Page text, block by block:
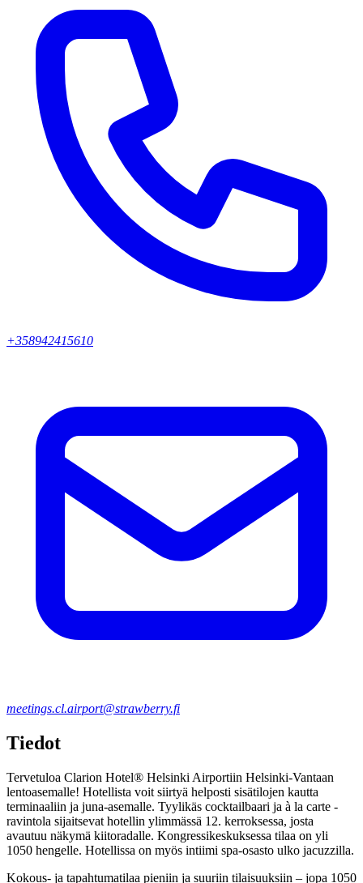
+358942415610
meetings.cl.airport@strawberry.fi
Tiedot
Tervetuloa Clarion Hotel® Helsinki Airportiin Helsinki-Vantaan
lentoasemalle! Hotellista voit siirtyä helposti sisätilojen kautta
terminaaliin ja juna-asemalle. Tyylikäs cocktailbaari ja à la carte -
ravintola sijaitsevat hotellin ylimmässä 12. kerroksessa, josta
avautuu näkymä kiitoradalle. Kongressikeskuksessa tilaa on yli
1050 hengelle. Hotellissa on myös intiimi spa-osasto ulko jacuzzilla.
Kokous- ja tapahtumatilaa pieniin ja suuriin tilaisuuksiin – jopa 1050